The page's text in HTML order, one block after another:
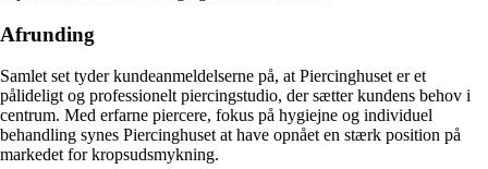
Afrunding
Samlet set tyder kundeanmeldelserne på, at Piercinghuset er et
pålideligt og professionelt piercingstudio, der sætter kundens behov i
centrum. Med erfarne piercere, fokus på hygiejne og individuel
behandling synes Piercinghuset at have opnået en stærk position på
markedet for kropsudsmykning.